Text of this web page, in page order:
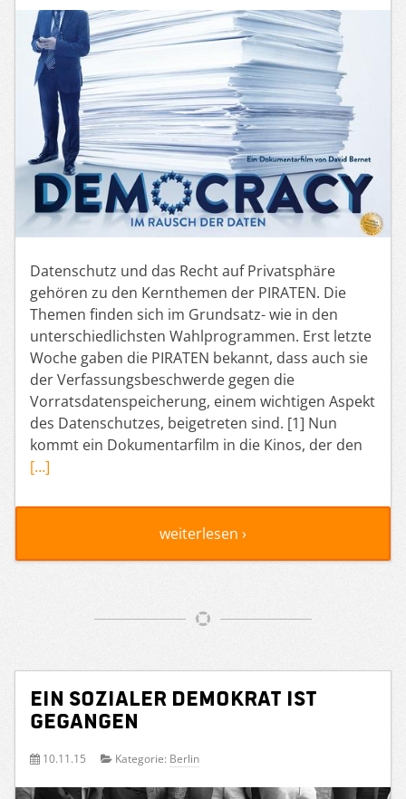
Datenschutz und das Recht auf Privatsphäre
gehören zu den Kernthemen der PIRATEN. Die
Themen finden sich im Grundsatz- wie in den
unterschiedlichsten Wahlprogrammen. Erst letzte
Woche gaben die PIRATEN bekannt, dass auch sie
der Verfassungsbeschwerde gegen die
Vorratsdatenspeicherung, einem wichtigen Aspekt
des Datenschutzes, beigetreten sind. [1] Nun
kommt ein Dokumentarfilm in die Kinos, der den
[…]
weiterlesen ›
Ein sozialer Demokrat ist
gegangen
10.11.15 Kategorie: Berlin